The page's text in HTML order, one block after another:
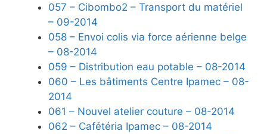
057 – Cibombo2 – Transport du matériel
– 09-2014
058 – Envoi colis via force aérienne belge
– 08-2014
059 – Distribution eau potable – 08-2014
060 – Les bâtiments Centre Ipamec – 08-
2014
061 – Nouvel atelier couture – 08-2014
062 – Cafétéria Ipamec – 08-2014